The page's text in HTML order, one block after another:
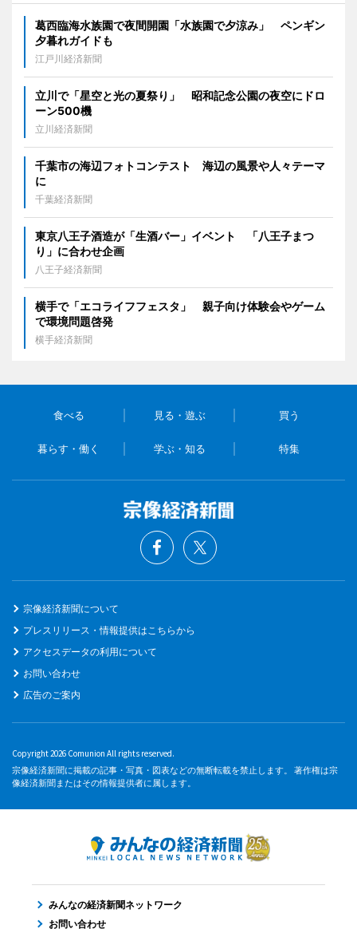
葛西臨海水族園で夜間開園「水族園で夕涼み」 ペンギン
夕暮れガイドも
江戸川経済新聞
立川で「星空と光の夏祭り」 昭和記念公園の夜空にドロ
ーン500機
立川経済新聞
千葉市の海辺フォトコンテスト 海辺の風景や人々テーマ
に
千葉経済新聞
東京八王子酒造が「生酒バー」イベント 「八王子まつ
り」に合わせ企画
八王子経済新聞
横手で「エコライフフェスタ」 親子向け体験会やゲーム
で環境問題啓発
横手経済新聞
食べる 見る・遊ぶ 買う
暮らす・働く 学ぶ・知る 特集
宗像経済新聞について
プレスリリース・情報提供はこちらから
アクセスデータの利用について
お問い合わせ
広告のご案内
Copyright 2026 Comunion All rights reserved.
宗像経済新聞に掲載の記事・写真・図表などの無断転載を禁止します。 著作権は宗
像経済新聞またはその情報提供者に属します。
みんなの経済新聞ネットワーク
お問い合わせ